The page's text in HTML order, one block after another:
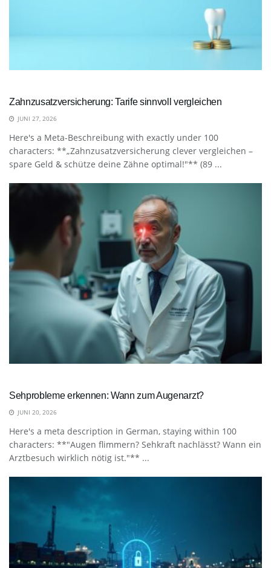
Zahnzusatzversicherung: Tarife sinnvoll vergleichen
JUNI 27, 2026
Here's a Meta-Beschreibung with exactly under 100
characters: **„Zahnzusatzversicherung clever vergleichen –
spare Geld & schütze deine Zähne optimal!"** (89 ...
Sehprobleme erkennen: Wann zum Augenarzt?
JUNI 20, 2026
Here's a meta description in German, staying within 100
characters: **"Augen flimmern? Sehkraft nachlässt? Wann ein
Arztbesuch wirklich nötig ist."** ...